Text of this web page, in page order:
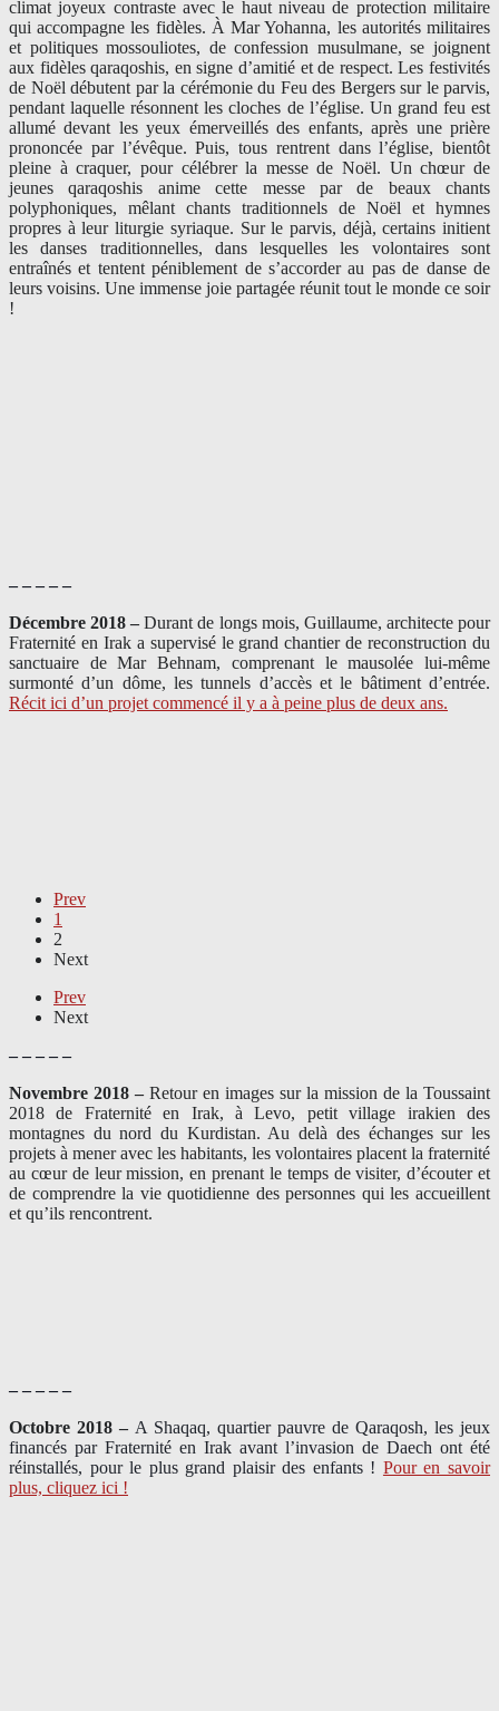
climat joyeux contraste avec le haut niveau de protection militaire
qui accompagne les fidèles. À Mar Yohanna, les autorités militaires
et politiques mossouliotes, de confession musulmane, se joignent
aux fidèles qaraqoshis, en signe d’amitié et de respect. Les festivités
de Noël débutent par la cérémonie du Feu des Bergers sur le parvis,
pendant laquelle résonnent les cloches de l’église. Un grand feu est
allumé devant les yeux émerveillés des enfants, après une prière
prononcée par l’évêque. Puis, tous rentrent dans l’église, bientôt
pleine à craquer, pour célébrer la messe de Noël. Un chœur de
jeunes qaraqoshis anime cette messe par de beaux chants
polyphoniques, mêlant chants traditionnels de Noël et hymnes
propres à leur liturgie syriaque. Sur le parvis, déjà, certains initient
les danses traditionnelles, dans lesquelles les volontaires sont
entraînés et tentent péniblement de s’accorder au pas de danse de
leurs voisins. Une immense joie partagée réunit tout le monde ce soir
!
– – – – –
Décembre 2018 –Durant de longs mois, Guillaume, architecte pour
Fraternité en Irak a supervisé le grand chantier de reconstruction du
sanctuaire de Mar Behnam, comprenant le mausolée lui-même
surmonté d’un dôme, les tunnels d’accès et le bâtiment d’entrée.
Récit ici d’un projet commencé il y a à peine plus de deux ans.
Prev
1
2
Next
Prev
Next
– – – – –
Novembre 2018 – Retour en images sur la mission de la Toussaint
2018 de Fraternité en Irak, à Levo, petit village irakien des
montagnes du nord du Kurdistan. Au delà des échanges sur les
projets à mener avec les habitants, les volontaires placent la fraternité
au cœur de leur mission, en prenant le temps de visiter, d’écouter et
de comprendre la vie quotidienne des personnes qui les accueillent
et qu’ils rencontrent.
– – – – –
Octobre 2018 – A Shaqaq, quartier pauvre de Qaraqosh, les jeux
financés par Fraternité en Irak​ avant l’invasion de Daech ont été
réinstallés, pour le plus grand plaisir des enfants ! Pour en savoir
plus, cliquez ici !